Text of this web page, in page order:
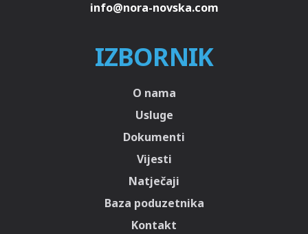
IZBORNIK
O nama
Usluge
Dokumenti
Vijesti
Natječaji
Baza poduzetnika
Kontakt